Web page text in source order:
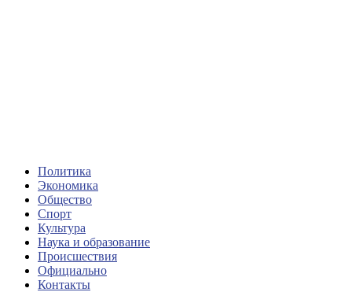
Политика
Экономика
Общество
Спорт
Культура
Наука и образование
Происшествия
Официально
Контакты